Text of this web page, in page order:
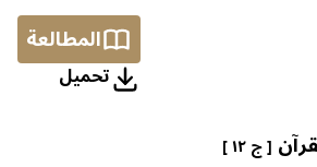
المطالعة
تحمیل
[ ج ١٢ ]